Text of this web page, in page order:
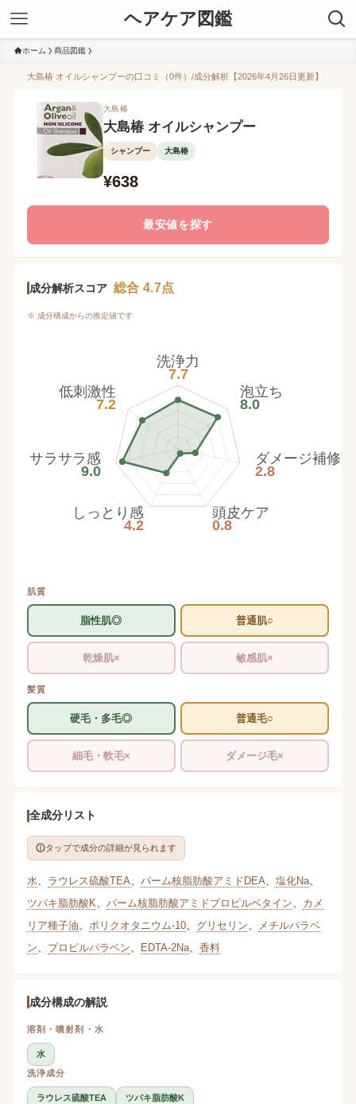
ヘアケア図鑑
ホーム 商品図鑑
大島椿 オイルシャンプーの口コミ（0件）/成分解析【2026年4月26日更新】
大島椿
大島椿 オイルシャンプー
シャンプー 大島椿
¥638
最安値を探す
成分解析スコア 総合 4.7点
※ 成分構成からの推定値です
洗浄力
7.7
泡立ち
8.0
ダメージ補修
2.8
頭皮ケア
0.8
しっとり感
4.2
サラサラ感
9.0
低刺激性
7.2
肌質
脂性肌◎ 普通肌○
乾燥肌× 敏感肌×
髪質
硬毛・多毛◎ 普通毛○
細毛・軟毛× ダメージ毛×
全成分リスト
タップで成分の詳細が見られます
水 ラウレス硫酸TEA パーム核脂肪酸アミドDEA 塩化Na、
ツバキ脂肪酸K
パーム核脂肪酸アミドプロピルベタイン
カメ
リア種子油
ポリクオタニウム-10、 グリセリン
メチルパラベ
ン
プロピルパラベン EDTA-2Na、 香料
成分構成の解説
溶剤・噴射剤・水
水
洗浄成分
ラウレス硫酸TEA ツバキ脂肪酸K